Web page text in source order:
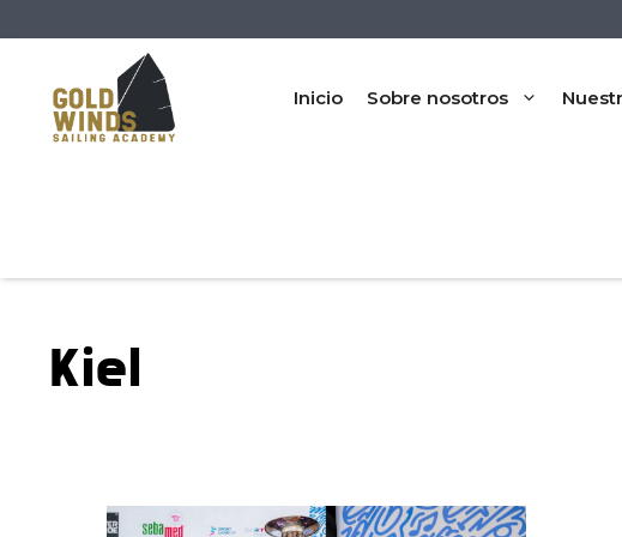
Inicio Sobre nosotros
Kiel